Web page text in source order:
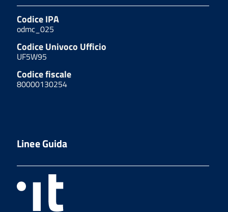
Codice IPA
odmc_025
Codice Univoco Ufficio
UF5W95
Codice fiscale
80000130254
Linee Guida